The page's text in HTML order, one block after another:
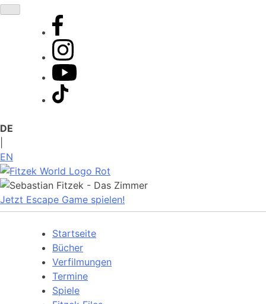
Zum
DE
EN
Jetzt Escape Game spielen!
Startseite
Bücher
Verfilmungen
Termine
Spiele